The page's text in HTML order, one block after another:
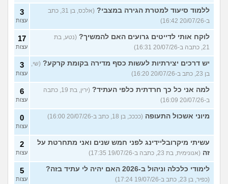
ללמוד סיעוד למטרת הגירה במצבי?
(אלכס, בן 31, כתב
ב-20/07/26 16:42)
3
עצות
לוקח אותי לדייטים גרועים האם להמשיך? (נטע, בת
21, כתבה ב-20/07/26 16:31)
17
עצות
יש דרכים יצירתיות לעשות כסף מדירה בקומת קרקע? (שי,
בן 23, כתב ב-20/07/26 16:20)
3
עצות
למה אני כל כך חרדתית כלפי העתיד?
(ירין, בת 19, כתבה
ב-20/07/26 16:09)
6
עצות
מיוני אשכול התעופה (ככככ, בן 18, כתב ב-20/07/26 16:00) 0
עצות
עשיתי מיקרובליידינג לפני חמש שנים ואני מתחרטת על
זה (אנונימית, בת 23, כתבה ב-19/07/26 17:35)
2
עצות
לימודי כלכלה וניהול ב-2026 האם יהיה לי עתיד בזה?
(כפיר, בן 23, כתב ב-19/07/26 17:24)
5
עצות